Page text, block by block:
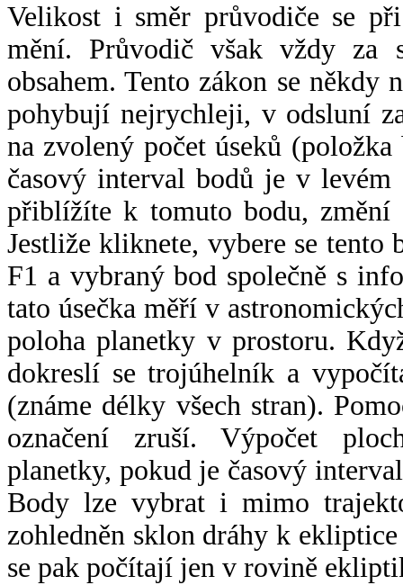
Velikost i směr průvodiče se
mění. Průvodič však vždy za
obsahem. Tento zákon se někdy
pohybují nejrychleji, v odsluní
na zvolený počet úseků
časový interval bodů je v
přiblížíte k tomuto bodu,
Jestliže kliknete, vybere se tento
F1 a vybraný bod společně s
tato úsečka měří v
poloha planetky v prostoru.
dokreslí se trojúhelník a
(známe délky všech stran).
označení zruší. Výpočet
planetky, pokud je časový
Body lze vybrat i mimo
zohledněn sklon dráhy k
se pak počítají jen v rovině